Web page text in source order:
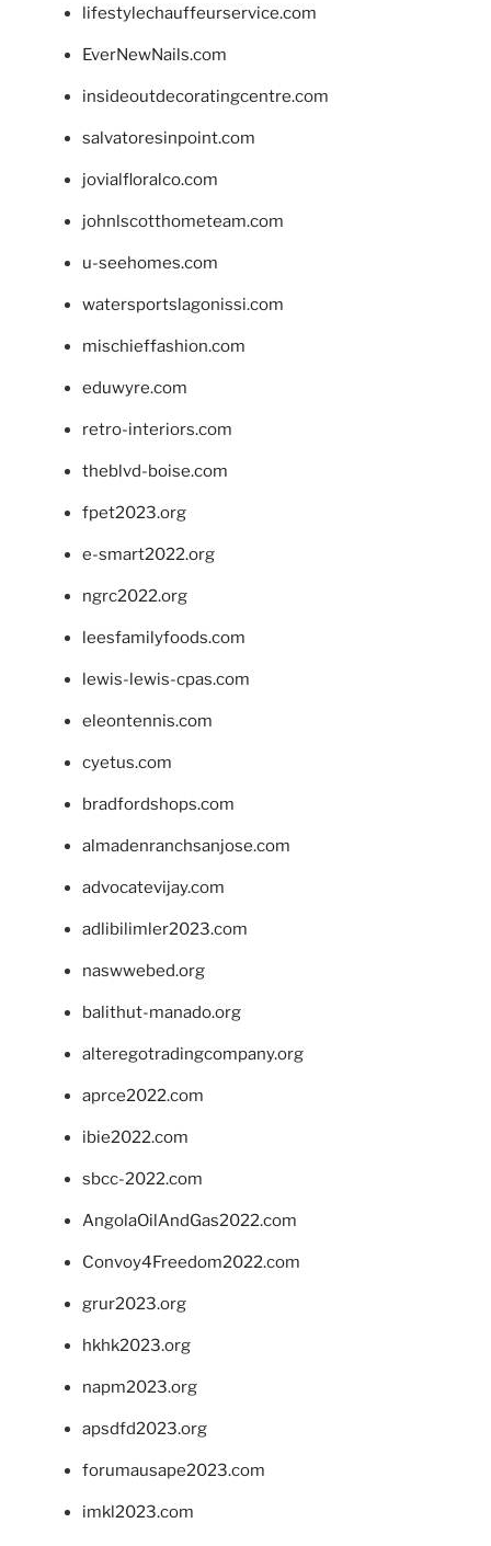
lifestylechauffeurservice.com
EverNewNails.com
insideoutdecoratingcentre.com
salvatoresinpoint.com
jovialfloralco.com
johnlscotthometeam.com
u-seehomes.com
watersportslagonissi.com
mischieffashion.com
eduwyre.com
retro-interiors.com
theblvd-boise.com
fpet2023.org
e-smart2022.org
ngrc2022.org
leesfamilyfoods.com
lewis-lewis-cpas.com
eleontennis.com
cyetus.com
bradfordshops.com
almadenranchsanjose.com
advocatevijay.com
adlibilimler2023.com
naswwebed.org
balithut-manado.org
alteregotradingcompany.org
aprce2022.com
ibie2022.com
sbcc-2022.com
AngolaOilAndGas2022.com
Convoy4Freedom2022.com
grur2023.org
hkhk2023.org
napm2023.org
apsdfd2023.org
forumausape2023.com
imkl2023.com